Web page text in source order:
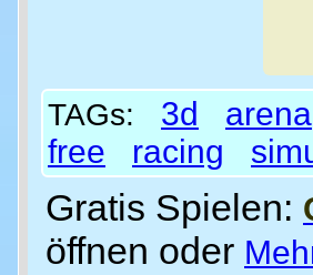
TAGs: 3d arena
free
racing
Gratis Spielen:
öffnen oder